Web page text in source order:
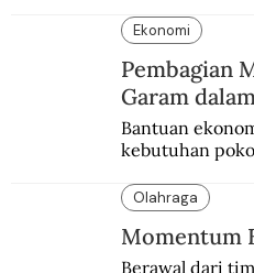
Ekonomi
Pembagian
Garam
Bantuan
kebutuhan
peringatan Hari
Olahraga
Momentum
Berawal dari